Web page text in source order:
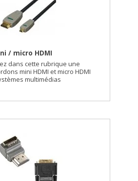
/ micro HDMI
dans cette rubrique une
mini HDMI et micro HDMI
multimédias